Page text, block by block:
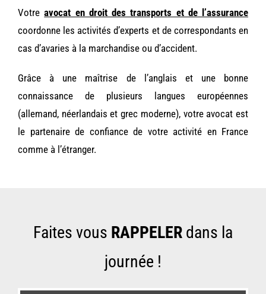
Votre avocat en droit des transports et de l’assurance
coordonne les activités d’experts et de correspondants en
cas d’avaries à la marchandise ou d’accident.
Grâce à une maîtrise de l’anglais et une bonne
connaissance de plusieurs langues européennes
(allemand, néerlandais et grec moderne), votre avocat est
le partenaire de confiance de votre activité en France
comme à l’étranger.
Faites vous RAPPELER dans la
journée !